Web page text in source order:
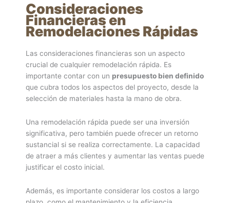
Consideraciones
Financieras en
Remodelaciones Rápidas
Las consideraciones financieras son un aspecto
crucial de cualquier remodelación rápida. Es
importante contar con un presupuesto bien definido
que cubra todos los aspectos del proyecto, desde la
selección de materiales hasta la mano de obra.
Una remodelación rápida puede ser una inversión
significativa, pero también puede ofrecer un retorno
sustancial si se realiza correctamente. La capacidad
de atraer a más clientes y aumentar las ventas puede
justificar el costo inicial.
Además, es importante considerar los costos a largo